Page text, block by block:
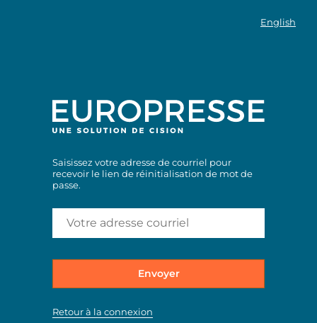
English
Saisissez votre adresse de courriel pour
recevoir le lien de réinitialisation de mot de
passe.
Envoyer
Retour à la connexion